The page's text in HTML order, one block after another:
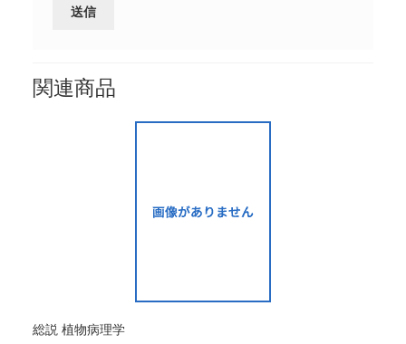
関連商品
総説 植物病理学